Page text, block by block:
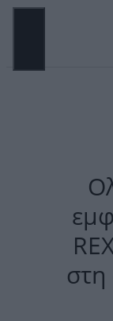
Μετάβαση